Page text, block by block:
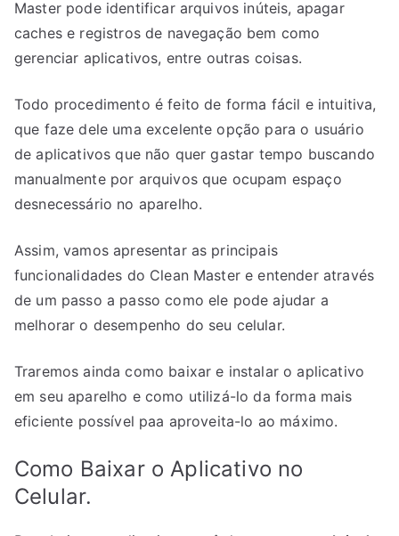
Master pode identificar arquivos inúteis, apagar
caches e registros de navegação bem como
gerenciar aplicativos, entre outras coisas.
Todo procedimento é feito de forma fácil e intuitiva,
que faze dele uma excelente opção para o usuário
de aplicativos que não quer gastar tempo buscando
manualmente por arquivos que ocupam espaço
desnecessário no aparelho.
Assim, vamos apresentar as principais
funcionalidades do Clean Master e entender através
de um passo a passo como ele pode ajudar a
melhorar o desempenho do seu celular.
Traremos ainda como baixar e instalar o aplicativo
em seu aparelho e como utilizá-lo da forma mais
eficiente possível paa aproveita-lo ao máximo.
Como Baixar o Aplicativo no
Celular.